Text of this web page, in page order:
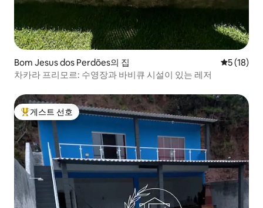
Bom Jesus dos Perdões의 집 평점 5점
5 (18)
차카라 프리모르: 수영장과 바비큐 시설이 있는 레저
상위 게스트 선호
게스트 선호